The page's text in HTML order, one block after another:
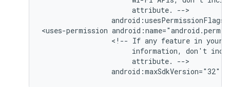
attribute.
<uses-permission
<!-- If any feature in your
information,
don't
attribute.
android:maxSdkVersion="32"